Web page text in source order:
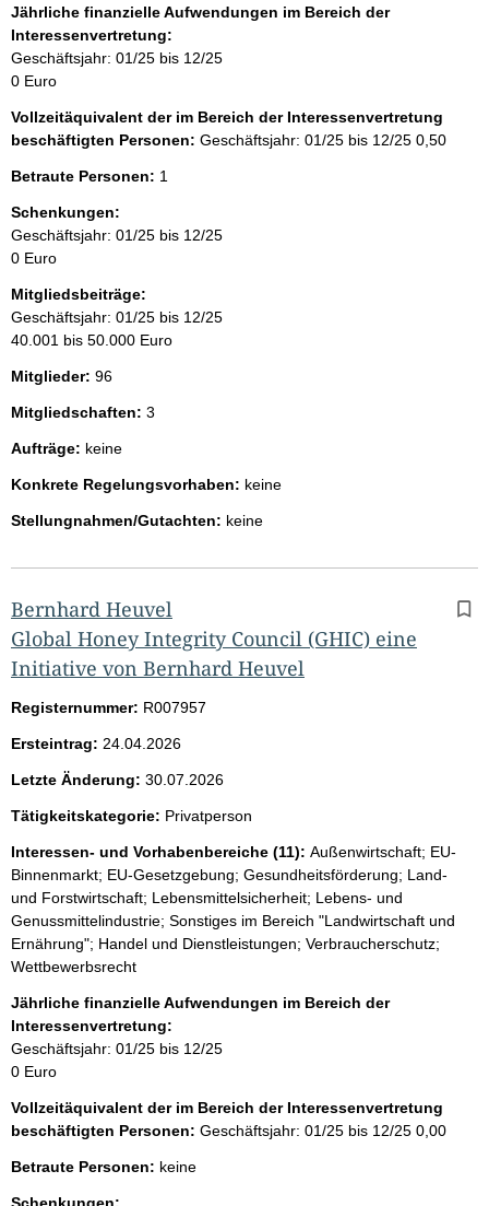
Jährliche finanzielle Aufwendungen im Bereich der
Interessenvertretung:
Geschäftsjahr: 01/25 bis 12/25
0 Euro
Vollzeitäquivalent der im Bereich der Interessenvertretung
beschäftigten Personen: Geschäftsjahr: 01/25 bis 12/25 0,50
Betraute Personen: 1
Schenkungen:
Geschäftsjahr: 01/25 bis 12/25
0 Euro
Mitgliedsbeiträge:
Geschäftsjahr: 01/25 bis 12/25
40.001 bis 50.000 Euro
Mitglieder: 96
Mitgliedschaften: 3
Aufträge: keine
Konkrete Regelungsvorhaben: keine
Stellungnahmen/Gutachten: keine
Bernhard Heuvel
Global Honey Integrity Council (GHIC) eine
Initiative von Bernhard Heuvel
Registernummer: R007957
Ersteintrag: 24.04.2026
Letzte Änderung: 30.07.2026
Tätigkeitskategorie: Privatperson
Interessen- und Vorhabenbereiche (11): Außenwirtschaft; EU-
Binnenmarkt; EU-Gesetzgebung; Gesundheitsförderung; Land-
und Forstwirtschaft; Lebensmittelsicherheit; Lebens- und
Genussmittelindustrie; Sonstiges im Bereich "Landwirtschaft und
Ernährung"; Handel und Dienstleistungen; Verbraucherschutz;
Wettbewerbsrecht
Jährliche finanzielle Aufwendungen im Bereich der
Interessenvertretung:
Geschäftsjahr: 01/25 bis 12/25
0 Euro
Vollzeitäquivalent der im Bereich der Interessenvertretung
beschäftigten Personen: Geschäftsjahr: 01/25 bis 12/25 0,00
Betraute Personen: keine
Schenkungen: